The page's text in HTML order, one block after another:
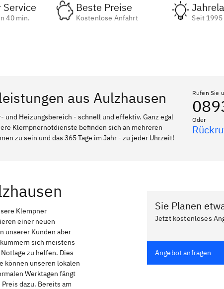
Service
40 min.
Beste Preise
Kostenlose Anfahrt Seit 1995
aus Aulzhausen
Heizungsbereich - schnell und effektiv. Ganz egal
Klempnernotdienste befinden sich an mehreren
zu sein und das 365 Tage im Jahr - zu jeder Uhrzeit!
Rufen Sie
Oder
Klempner
einer neuen
unserer Kunden aber
sich meistens
zu helfen. Dies
können unseren lokalen
Werktagen fängt
dazu. Bereits am
Sie Planen
Jetzt kostenloses
Angebot anfragen